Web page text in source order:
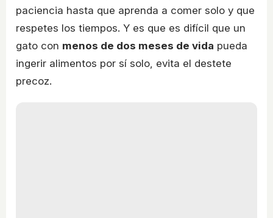
paciencia hasta que aprenda a comer solo y que
respetes los tiempos. Y es que es difícil que un
gato con menos de dos meses de vida pueda
ingerir alimentos por sí solo, evita el destete
precoz.